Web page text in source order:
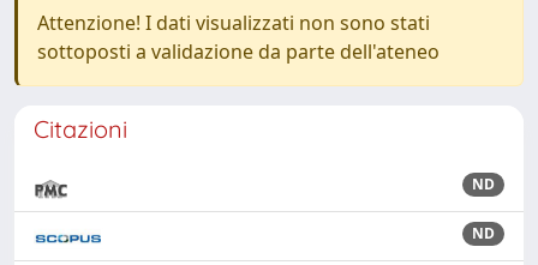
Attenzione! I dati visualizzati non sono stati
sottoposti a validazione da parte dell'ateneo
Citazioni
ND
ND